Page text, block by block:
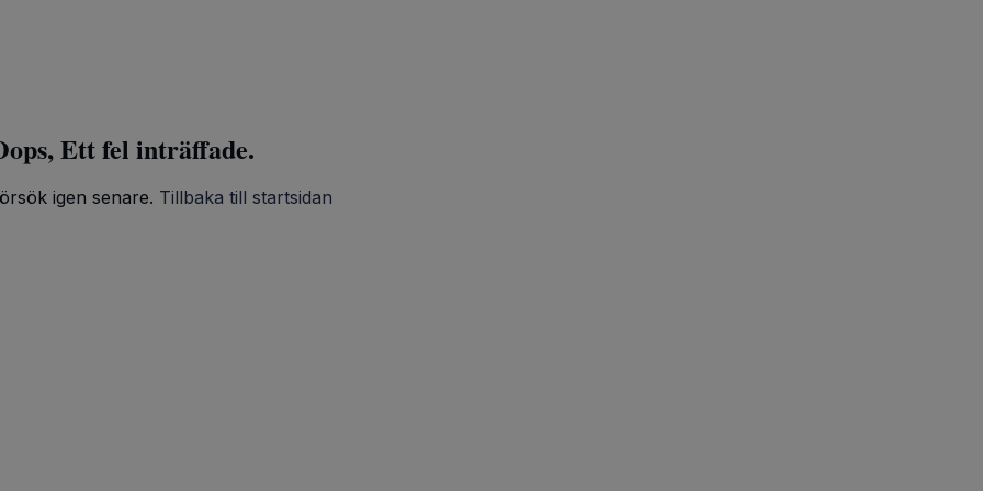
Ett fel inträffade.
igen senare. Tillbaka till startsidan